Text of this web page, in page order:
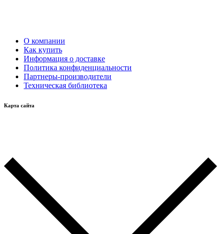
О компании
Как купить
Информация о доставке
Политика конфиденциальности
Партнеры-производители
Техническая библиотека
Карта сайта